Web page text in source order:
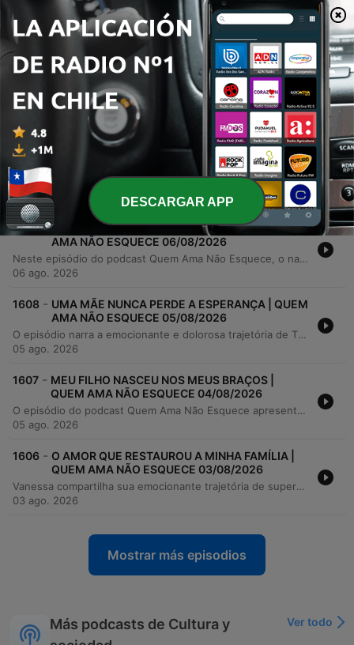
00:12:53 · Uma conclusão reflexiva sobre o
papel da paternidade e o legado deixado para a
Episodios
1610 - A FILHA QUE HONROU O PAI | QUEM AMA NÃO
ESQUECE ESPECIAL DIA DOS PAIS 07/08/2026
Um relato emocionante sobre gratidão, superação e a força dos laços familiares. A narradora compartilha sua trajetória de vida, desde a infância humilde no interior do Piauí até a conquista da carreira de advogada, destacando o papel fundamental do apoio e da presença de seu pai. O episódio detalha o esforço para garantir a aposentadoria rural do pai através de um processo judicial complexo, simbolizando o ciclo de retribuição e honra aos pais. A narrativa percorre momentos de dificuldades financeiras, mudanças de cidade, separação dos pais e vitórias acadêmicas e profissionais. É uma história sobre como o incentivo e o amor podem transformar realidades e permitir que os filhos alcancem seus sonhos mais ambiciosos.
07 ago. 2026
1609 - O SONHO QUE VIROU UMA MENTIRA | QUEM
AMA NÃO ESQUECE 06/08/2026
Neste episódio do podcast Quem Ama Não Esquece, o narrador Fred compartilha um relato pessoal sobre a fragilidade da confiança em um relacionamento. Após cinco anos de sacrifícios e economia rigorosa para a compra de uma casa própria, o casal enfrenta uma crise devastadora quando Silvia, a parceira de Fred, revela ter perdido todas as economias do casal em um golpe financeiro. A narrativa explora as nuances de uma traição que não envolve outra pessoa, mas sim a quebra da lealdade e do planejamento compartilhado. O relato detalha o impacto emocional de descobrir que o sonho de uma vida foi destruído por segredos e decisões unilaterais, levantando questionamentos sobre se o amor é suficiente para restaurar a segurança em um casamento após uma perda tão profunda.
06 ago. 2026
1608 - UMA MÃE NUNCA PERDE A ESPERANÇA | QUEM
AMA NÃO ESQUECE 05/08/2026
O episódio narra a emocionante e dolorosa trajetória de Thaís, desde o reencontro com seu marido Reginaldo até as graves complicações de saúde de sua filha Olívia. A história detalha a luta contra diagnósticos difíceis como mielomeningocele e meningite, culminando na notícia devastadora de que a bebê entraria em cuidados paliativos. O relato descreve o período de cuidados paliativos após 17 cirurgias e o falecimento da criança em abril de 2025. A narradora detalha os momentos finais de conexão e o processo de luto e superação que a família enfrenta desde então.
05 ago. 2026
1607 - MEU FILHO NASCEU NOS MEUS BRAÇOS |
QUEM AMA NÃO ESQUECE 04/08/2026
O episódio do podcast Quem Ama Não Esquece apresenta o relato emocionante de João Pedro sobre a jornada de superação e fé de sua família. Após enfrentar a perda traumática de dois bebês em gestações distintas, o casal vive a inesperada e intensa experiência de um parto de emergência no meio de um congestionamento de estrada. A narrativa detalha os desafios emocionais da espera, o medo do desconhecido e a força necessária para manter a esperança diante das adversidades. É uma história sobre resiliência, paciência e a crença de que os milagres acontecem no tempo certo.
05 ago. 2026
1606 - O AMOR QUE RESTAUROU A MINHA FAMÍLIA |
QUEM AMA NÃO ESQUECE 03/08/2026
Vanessa compartilha sua emocionante trajetória de superação, desde uma adolescência marcada pela falta de afeto familiar e uma gravidez precoce aos 16 anos, até enfrentar o abandono do pai e um relacionamento instável que a sobrecarregou com responsabilidades sozinha. Após enfrentar grandes dificuldades para criar seu filho Antônio, ela relata como encontrou em Lucas um companheiro íntegro e disposto a construir uma família real. A história destaca o processo de cura emocional e reconciliação familiar, mediado pelo apoio de Lucas, que a incentivou a perdoar o pai antes de seu falecimento. O relato termina com uma reflexão sobre como encontrar a pessoa certa pode transformar a vida, trazendo segurança, crescimento pessoal e a possibilidade de um novo recomeço.
03 ago. 2026
Mostrar más episodios
Más podcasts de Cultura y
Ver todo
DESCARGAR APP